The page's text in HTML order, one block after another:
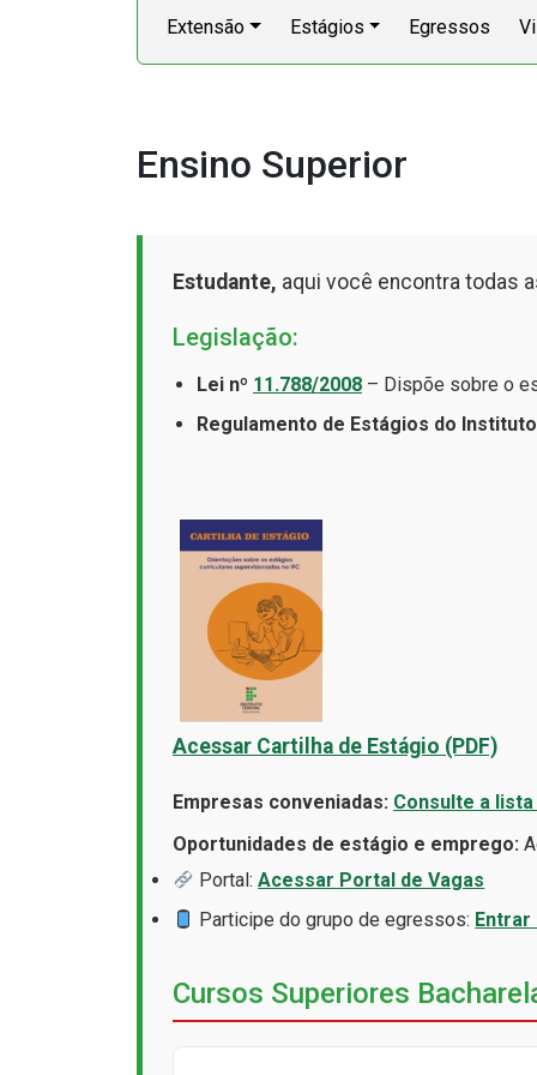
Extensão Estágios Egressos
Ensino Superior
Estudante, aqui você encontra todas
Legislação:
Lei nº 11.788/2008 – Dispõe sobre o
Regulamento de Estágios do
Acessar Cartilha de Estágio (PDF)
Empresas conveniadas: Consulte a lista
Oportunidades de estágio e emprego:
Portal:Acessar Portal de Vagas
Participe do grupo de egressos:
Cursos Superiores